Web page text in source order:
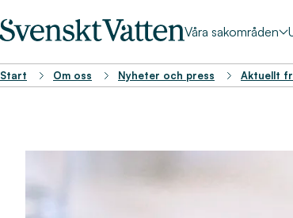
Våra sakområden
Start Om oss Nyheter och press Aktuellt